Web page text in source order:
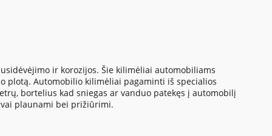
ir korozijos. Šie kilimėliai automobiliams
plotą. Automobilio kilimėliai pagaminti iš specialios
bortelius kad sniegas ar vanduo patekęs į automobilį
plaunami bei prižiūrimi.